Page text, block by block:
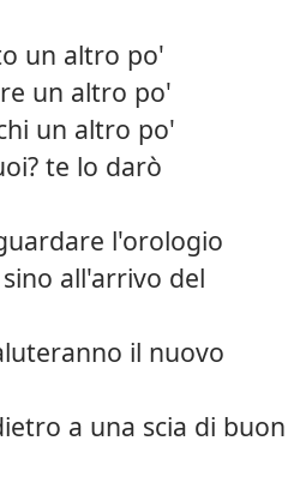
un altro po'
un altro po'
un altro po'
te lo darò
l'orologio
all'arrivo del
il nuovo
a una scia di buon